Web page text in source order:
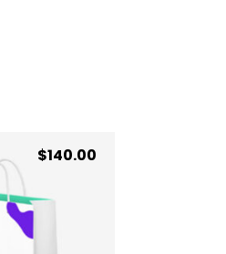
$140.00